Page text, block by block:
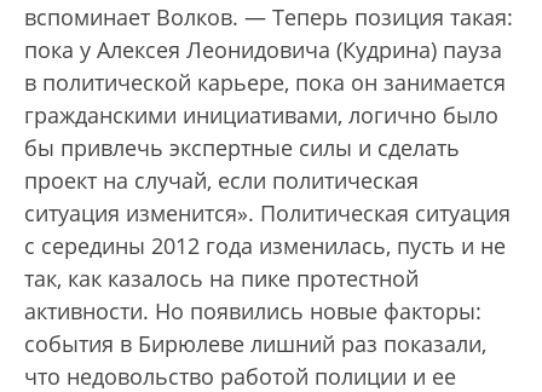
вспоминает Волков. — Теперь позиция такая:
пока у Алексея Леонидовича (Кудрина) пауза
в политической карьере, пока он занимается
гражданскими инициативами, логично было
бы привлечь экспертные силы и сделать
проект на случай, если политическая
ситуация изменится». Политическая ситуация
с середины 2012 года изменилась, пусть и не
так, как казалось на пике протестной
активности. Но появились новые факторы:
события в Бирюлеве лишний раз показали,
что недовольство работой полиции и ее